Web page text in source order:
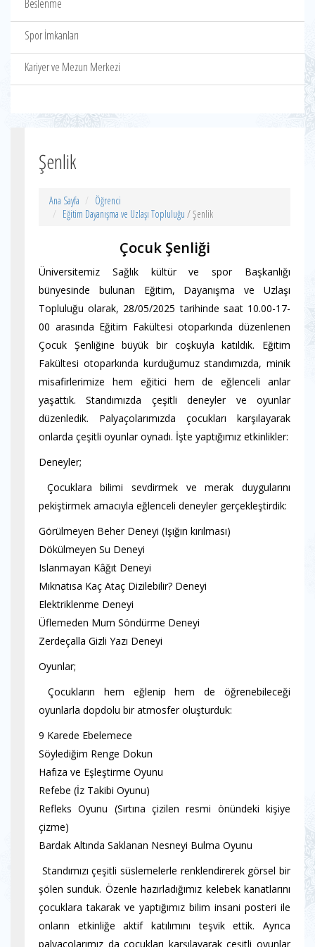
Beslenme
Spor İmkanları
Kariyer ve Mezun Merkezi
Şenlik
Ana Sayfa
Öğrenci
Eğitim Dayanışma ve Uzlaşı Topluluğu / Şenlik
Çocuk Şenliği
Üniversitemiz Sağlık kültür ve spor Başkanlığı
bünyesinde bulunan Eğitim, Dayanışma ve Uzlaşı
Topluluğu olarak, 28/05/2025 tarihinde saat 10.00-17-
00 arasında Eğitim Fakültesi otoparkında düzenlenen
Çocuk Şenliğine büyük bir coşkuyla katıldık. Eğitim
Fakültesi otoparkında kurduğumuz standımızda, minik
misafirlerimize hem eğitici hem de eğlenceli anlar
yaşattık. Standımızda çeşitli deneyler ve oyunlar
düzenledik. Palyaçolarımızda çocukları karşılayarak
onlarda çeşitli oyunlar oynadı. İşte yaptığımız etkinlikler:
Deneyler;
Çocuklara bilimi sevdirmek ve merak duygularını
pekiştirmek amacıyla eğlenceli deneyler gerçekleştirdik:
Görülmeyen Beher Deneyi (Işığın kırılması)
Dökülmeyen Su Deneyi
Islanmayan Kâğıt Deneyi
Mıknatısa Kaç Ataç Dizilebilir? Deneyi
Elektriklenme Deneyi
Üflemeden Mum Söndürme Deneyi
Zerdeçalla Gizli Yazı Deneyi
Oyunlar;
Çocukların hem eğlenip hem de öğrenebileceği
oyunlarla dopdolu bir atmosfer oluşturduk:
9 Karede Ebelemece
Söylediğim Renge Dokun
Hafıza ve Eşleştirme Oyunu
Refebe (İz Takibi Oyunu)
Refleks Oyunu (Sırtına çizilen resmi önündeki kişiye
çizme)
Bardak Altında Saklanan Nesneyi Bulma Oyunu
Standımızı çeşitli süslemelerle renklendirerek görsel bir
şölen sunduk. Özenle hazırladığımız kelebek kanatlarını
çocuklara takarak ve yaptığımız bilim insani posteri ile
onların etkinliğe aktif katılımını teşvik ettik. Ayrıca
palyaçolarımız da çocukları karşılayarak çeşitli oyunlar